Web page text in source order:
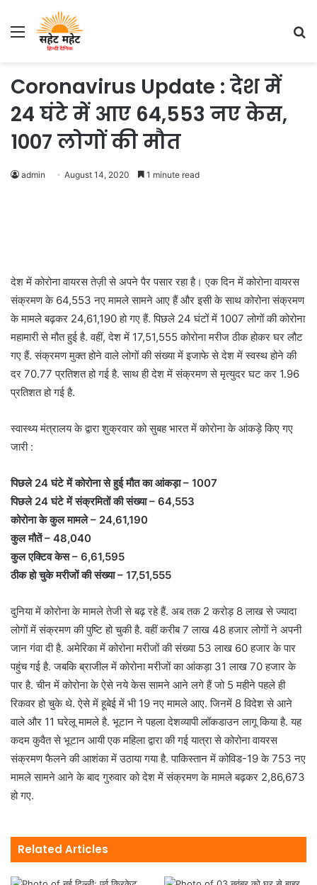
Menu
Coronavirus Update : देश में
24 घंटे में आए 64,553 नए केस,
1007 लोगों की मौत
admin August 14, 2020 1 minute read
देश में कोरोना वायरस तेज़ी से अपने पैर पसार रहा है। एक दिन में कोरोना वायरस
संक्रमण के 64,553 नए मामले सामने आए हैं और इसी के साथ कोरोना संक्रमण
के मामले बढ़कर 24,61,190 हो गए हैं. पिछले 24 घंटों में 1007 लोगों की कोरोना
महामारी से मौत हुई है. वहीं, देश में 17,51,555 कोरोना मरीज ठीक होकर घर लौट
गए हैं. संक्रमण मुक्त होने वाले लोगों की संख्या में इजाफे से देश में स्वस्थ होने की
दर 70.77 प्रतिशत हो गई है. साथ ही देश में संक्रमण से मृत्युदर घट कर 1.96
प्रतिशत हो गई है.
स्वास्थ्य मंत्रालय के द्वारा शुक्रवार को सुबह भारत में कोरोना के आंकड़े किए गए
जारी :
पिछले 24 घंटे में कोरोना से हुई मौत का आंकड़ा – 1007
पिछले 24 घंटे में संक्रमितों की संख्या – 64,553
कोरोना के कुल मामले – 24,61,190
कुल मौतें – 48,040
कुल एक्टिव केस – 6,61,595
ठीक हो चुके मरीजों की संख्या – 17,51,555
दुनिया में कोरोना के मामले तेजी से बढ़ रहे हैं. अब तक 2 करोड़ 8 लाख से ज्यादा
लोगों में संक्रमण की पुष्टि हो चुकी है. वहीं करीब 7 लाख 48 हजार लोगों ने अपनी
जान गंवा दी है. अमेरिका में कोरोना मरीजों की संख्या 53 लाख 60 हजार के पार
पहुंच गई है. जबकि ब्राजील में कोरोना मरीजों का आंकड़ा 31 लाख 70 हजार के
पार है. चीन में कोरोना के ऐसे नये केस सामने आने लगे हैं जो 5 महीने पहले ही
रिकवर हो चुके थे. ऐसे में हूबेई में भी 19 नए मामले आए. जिनमें 8 विदेश से आने
वाले और 11 घरेलू मामले है. भूटान ने पहला देशव्यापी लॉकडाउन लागू किया है. यह
कदम कुवैत से भूटान आयी एक महिला द्वारा की गई यात्रा से कोरोना वायरस
संक्रमण फैलने की आशंका में उठाया गया है. पाकिस्तान में कोविड-19 के 753 नए
मामले सामने आने के बाद गुरुवार को देश में संक्रमण के मामले बढ़कर 2,86,673
हो गए.
Related Articles